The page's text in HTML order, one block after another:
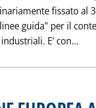
fissato al
guida" per il
E' con...